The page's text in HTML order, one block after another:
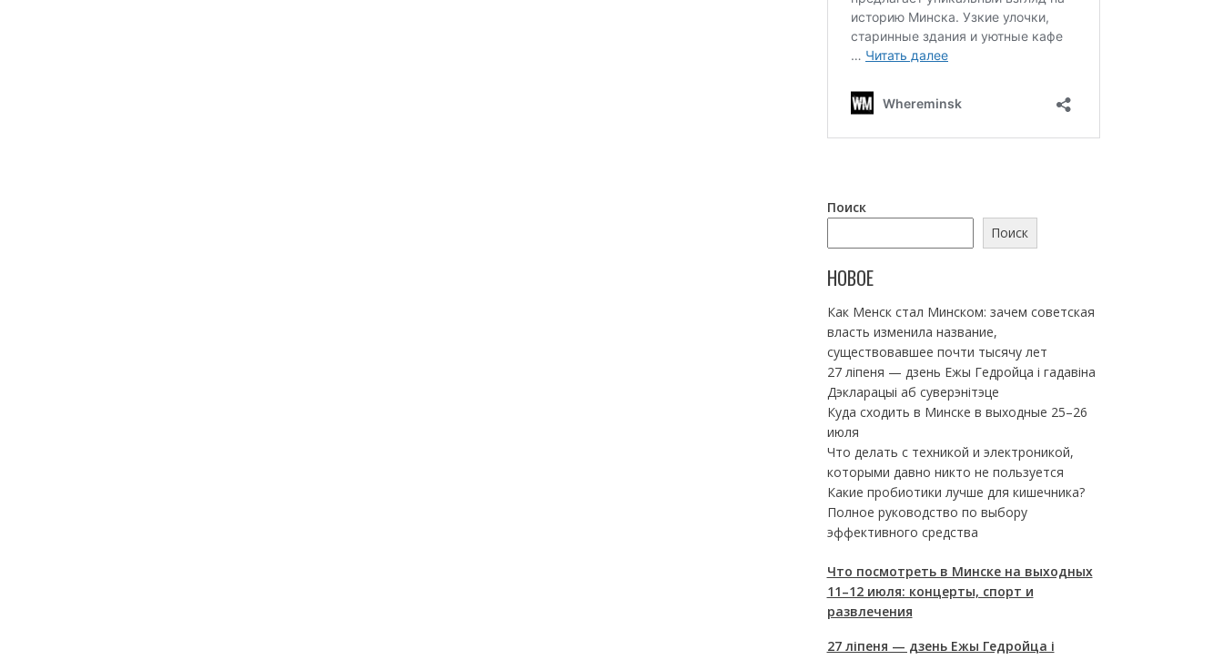
Поиск
Поиск
НОВОЕ
Как Менск стал Минском: зачем советская
власть изменила название,
существовавшее почти тысячу лет
27 ліпеня — дзень Ежы Гедройца і гадавіна
Дэкларацыі аб суверэнітэце
Куда сходить в Минске в выходные 25–26
июля
Что делать с техникой и электроникой,
которыми давно никто не пользуется
Какие пробиотики лучше для кишечника?
Полное руководство по выбору
эффективного средства
Что посмотреть в Минске на выходных
11–12 июля: концерты, спорт и
развлечения
27 ліпеня — дзень Ежы Гедройца і